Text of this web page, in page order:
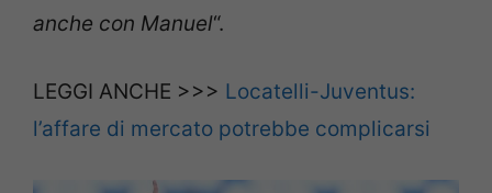
anche con Manuel“.
LEGGI ANCHE >>> Locatelli-Juventus:
l’affare di mercato potrebbe complicarsi